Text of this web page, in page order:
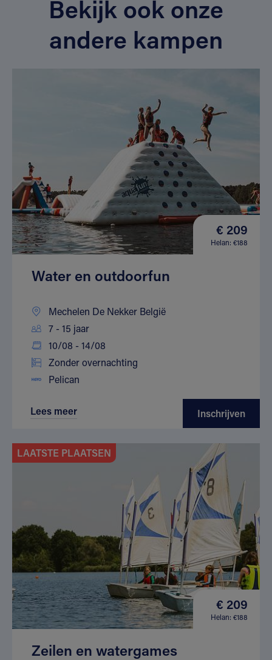
Bekijk ook onze
andere kampen
€ 209
Helan: €188
Water en outdoorfun
Mechelen De Nekker België
7 - 15 jaar
10/08 - 14/08
Zonder overnachting
Pelican
Lees meer Inschrijven
LAATSTE PLAATSEN
€ 209
Helan: €188
Zeilen en watergames